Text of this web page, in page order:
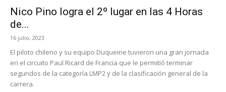
Nico Pino logra el 2º lugar en las 4 Horas
de...
16 julio, 2023
El piloto chileno y su equipo Duqueine tuvieron una gran jornada
en el circuito Paul Ricard de Francia que le permitió terminar
segundos de la categoría LMP2 y de la clasificación general de la
carrera.